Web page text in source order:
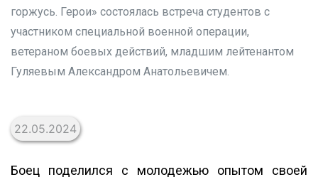
горжусь. Герои» состоялась встреча студентов с
участником специальной военной операции,
ветераном боевых действий, младшим лейтенантом
Гуляевым Александром Анатольевичем.
22.05.2024
Боец поделился с молодежью опытом своей